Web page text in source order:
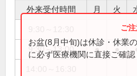
外来受付時間 月 火
9:30～13:00 ● ● ●
お盆(8月中旬)は休診・休業
に必ず医療機関に直接ご確認